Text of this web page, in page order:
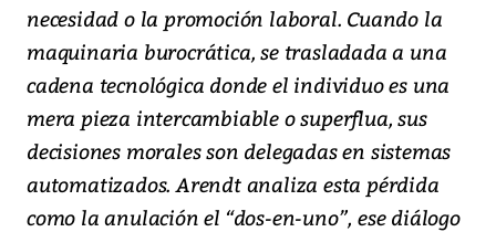
necesidad o la promoción laboral. Cuando la
maquinaria burocrática, se trasladada a una
cadena tecnológica donde el individuo es una
mera pieza intercambiable o superflua, sus
decisiones morales son delegadas en sistemas
automatizados. Arendt analiza esta pérdida
como la anulación el “dos-en-uno”, ese diálogo